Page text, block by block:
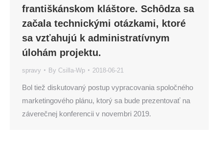
františkánskom kláštore. Schôdza sa
začala technickými otázkami, ktoré
sa vzťahujú k administratívnym
úlohám projektu.
spravy By Csilla-Wp 2018-06-21
Bol tiež diskutovaný postup vypracovania spoločného
marketingového plánu, ktorý sa bude prezentovať na
záverečnej konferencii v novembri 2019.